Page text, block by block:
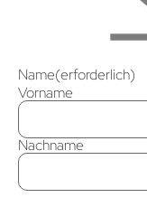
Name(erforderlich)
Vorname
Nachname